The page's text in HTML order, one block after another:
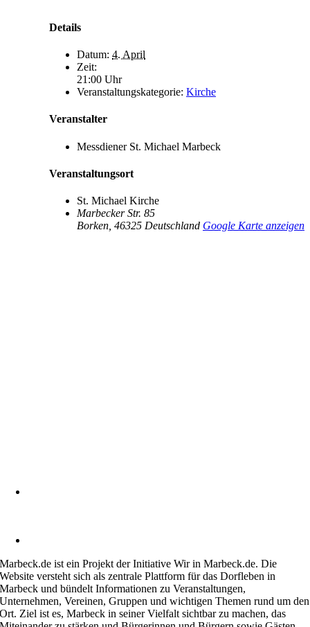
Details
Datum: 4. April
Zeit:
21:00 Uhr
Veranstaltungskategorie: Kirche
Veranstalter
Messdiener St. Michael Marbeck
Veranstaltungsort
St. Michael Kirche
Marbecker Str. 85
Borken 46325 Deutschland Google Karte anzeigen
Marbeck.de ist ein Projekt der Initiative Wir in Marbeck.de. Die
Website versteht sich als zentrale Plattform für das Dorfleben in
Marbeck und bündelt Informationen zu Veranstaltungen,
Unternehmen, Vereinen, Gruppen und wichtigen Themen rund um den
Ort. Ziel ist es, Marbeck in seiner Vielfalt sichtbar zu machen, das